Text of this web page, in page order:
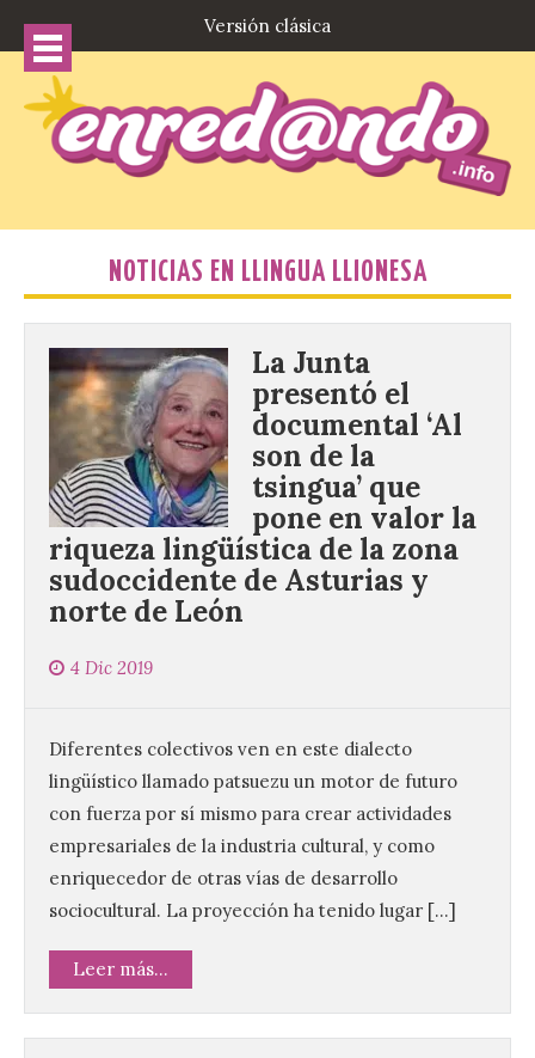
Versión clásica
NOTICIAS EN LLINGUA LLIONESA
La Junta
presentó el
documental ‘Al
son de la
tsingua’ que
pone en valor la
riqueza lingüística de la zona
sudoccidente de Asturias y
norte de León
4 Dic 2019
Diferentes colectivos ven en este dialecto
lingüístico llamado patsuezu un motor de futuro
con fuerza por sí mismo para crear actividades
empresariales de la industria cultural, y como
enriquecedor de otras vías de desarrollo
sociocultural. La proyección ha tenido lugar […]
Leer más...